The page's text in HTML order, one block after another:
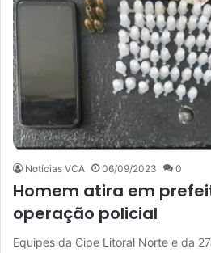
Notícias VCA 06/09/2023 0
Homem atira em
operação policial
Equipes da Cipe Litoral Norte e da